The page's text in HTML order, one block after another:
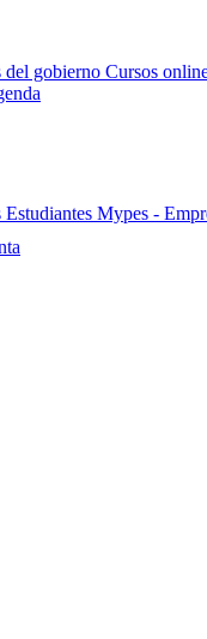
del gobierno Cursos
Estudiantes Mypes -